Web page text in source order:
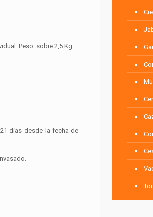
Peso: sobre 2,5 Kg.
dias desde la fecha de